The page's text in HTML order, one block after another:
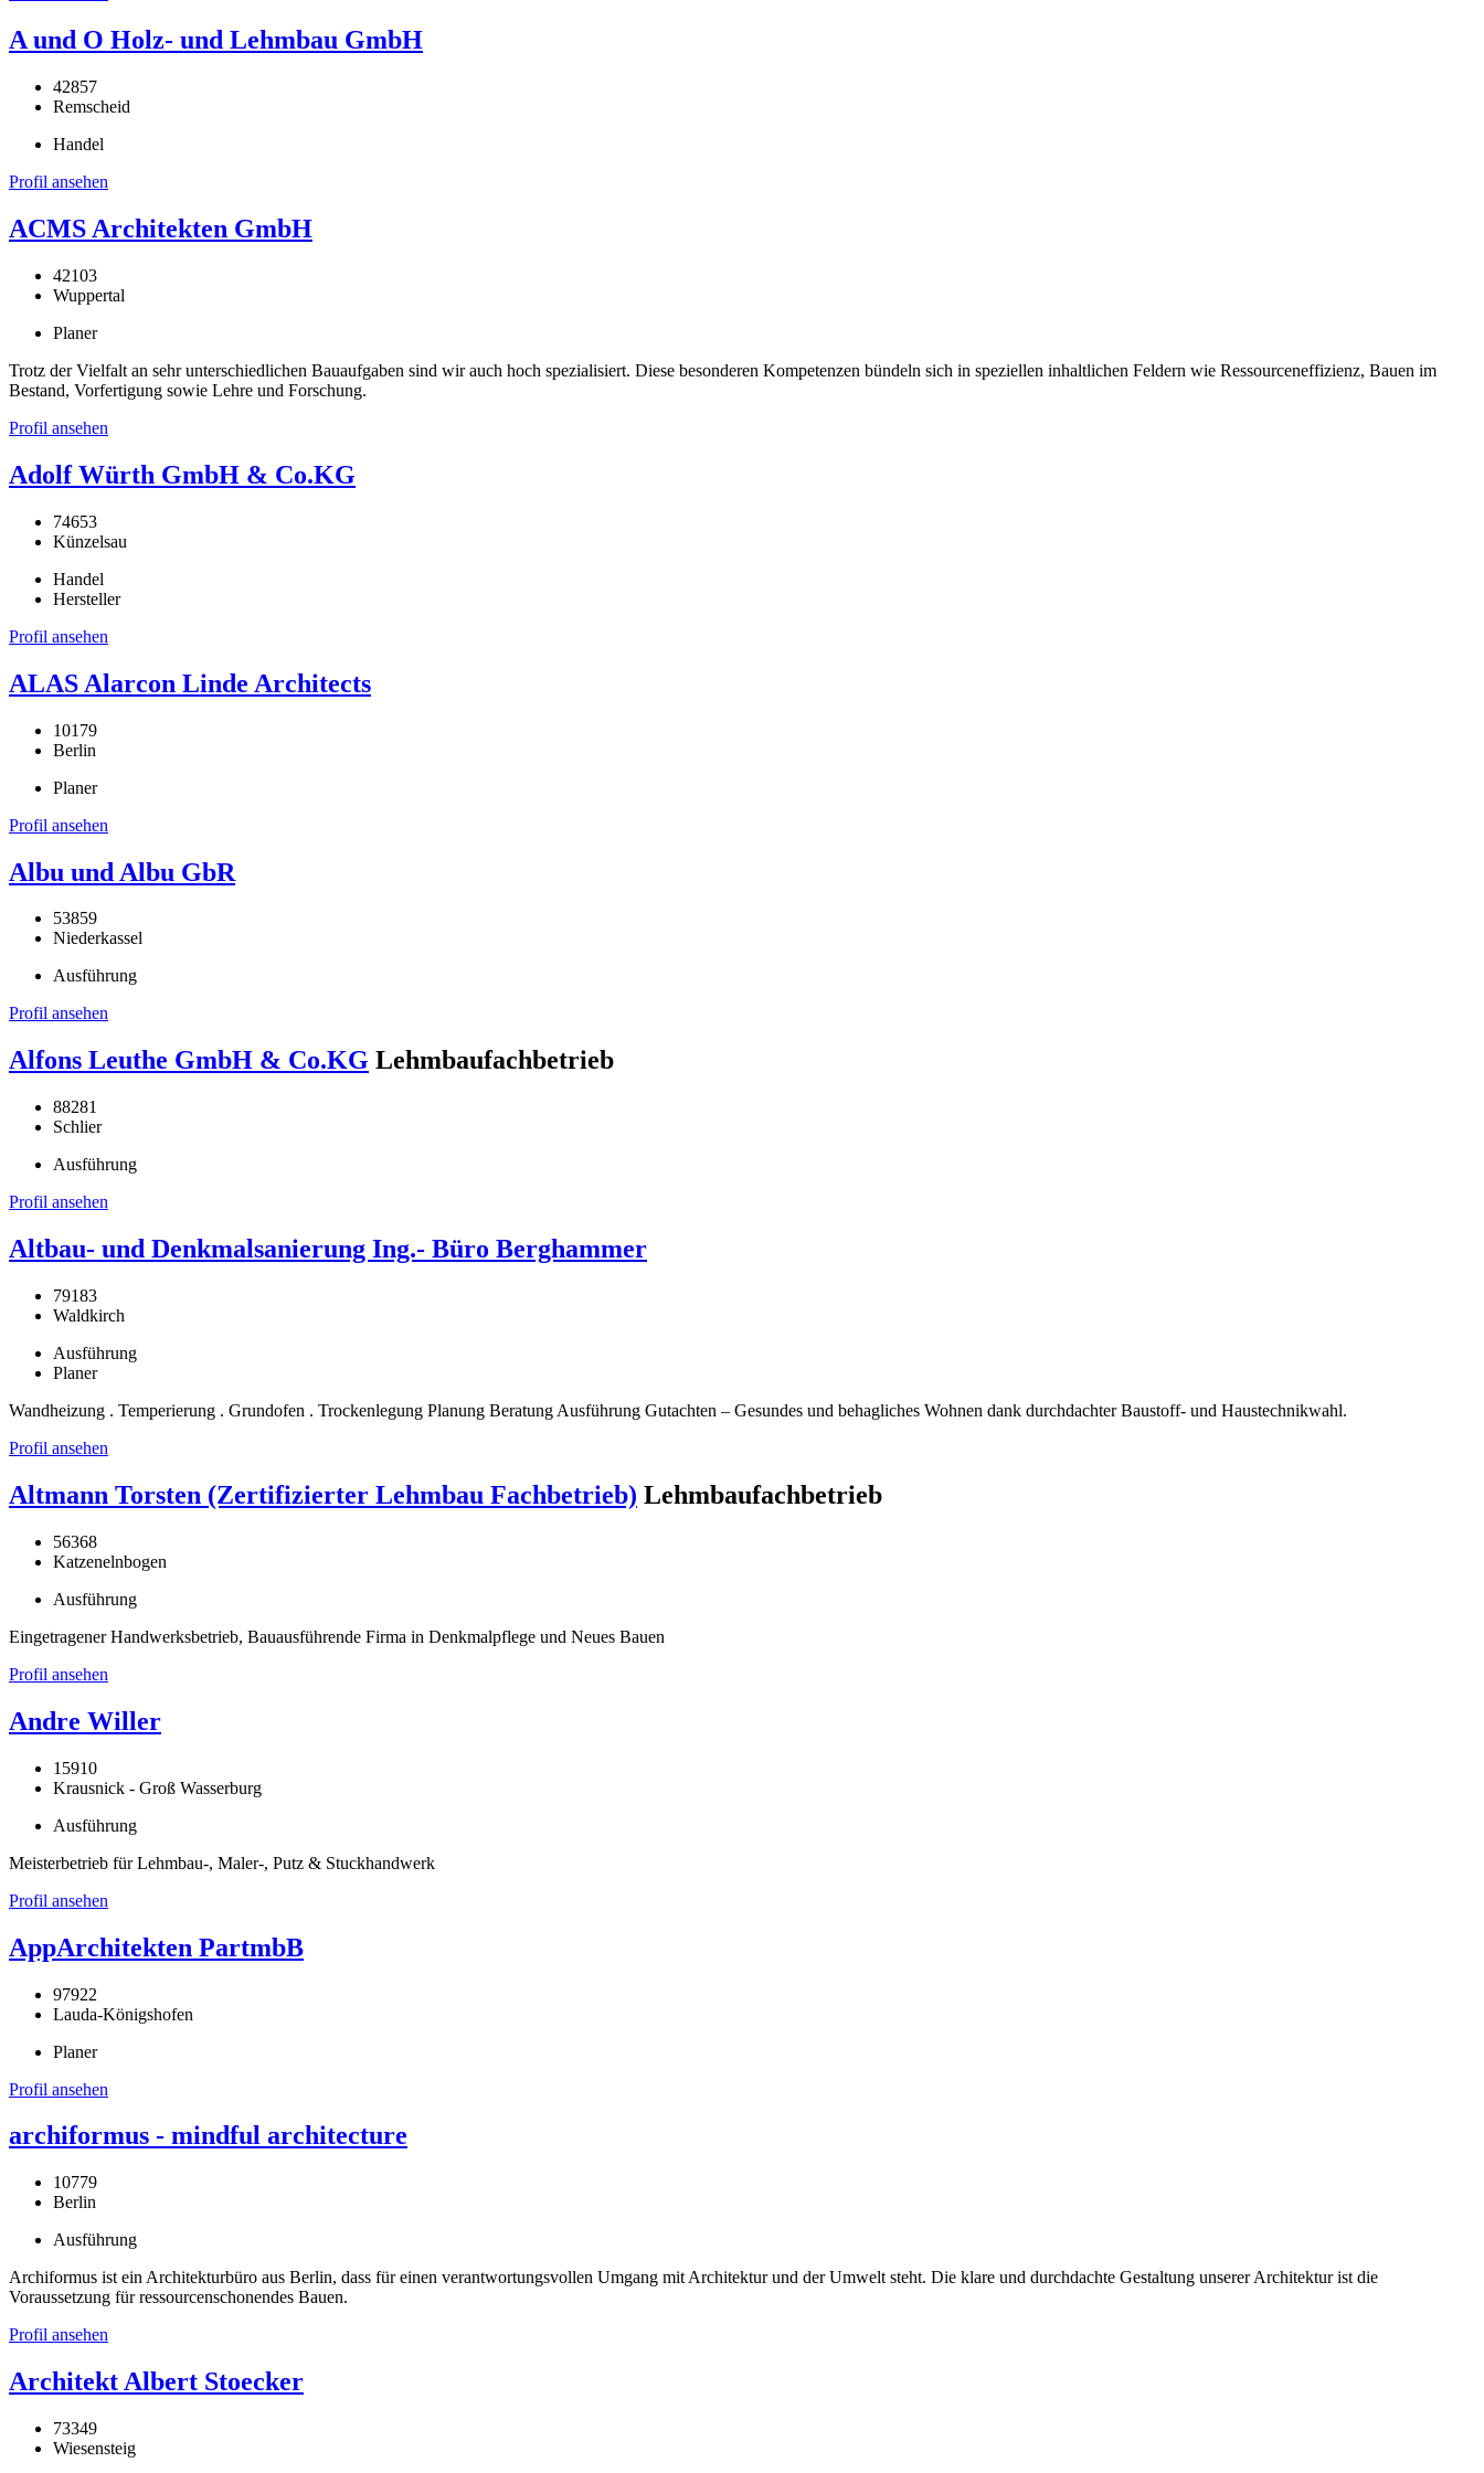
A und O Holz- und Lehmbau GmbH
42857
Remscheid
Handel
Profil ansehen
ACMS Architekten GmbH
42103
Wuppertal
Planer
Trotz der Vielfalt an sehr unterschiedlichen Bauaufgaben sind wir auch hoch spezialisiert. Diese besonderen Kompetenzen bündeln sich in speziellen inhaltlichen Feldern wie Ressourceneffizienz, Bauen im
Bestand, Vorfertigung sowie Lehre und Forschung.
Profil ansehen
Adolf Würth GmbH & Co.KG
74653
Künzelsau
Handel
Hersteller
Profil ansehen
ALAS Alarcon Linde Architects
10179
Berlin
Planer
Profil ansehen
Albu und Albu GbR
53859
Niederkassel
Ausführung
Profil ansehen
Alfons Leuthe GmbH & Co.KG Lehmbaufachbetrieb
88281
Schlier
Ausführung
Profil ansehen
Altbau- und Denkmalsanierung Ing.- Büro Berghammer
79183
Waldkirch
Ausführung
Planer
Wandheizung . Temperierung . Grundofen . Trockenlegung Planung Beratung Ausführung Gutachten – Gesundes und behagliches Wohnen dank durchdachter Baustoff- und Haustechnikwahl.
Profil ansehen
Altmann Torsten (Zertifizierter Lehmbau Fachbetrieb) Lehmbaufachbetrieb
56368
Katzenelnbogen
Ausführung
Eingetragener Handwerksbetrieb, Bauausführende Firma in Denkmalpflege und Neues Bauen
Profil ansehen
Andre Willer
15910
Krausnick - Groß Wasserburg
Ausführung
Meisterbetrieb für Lehmbau-, Maler-, Putz & Stuckhandwerk
Profil ansehen
AppArchitekten PartmbB
97922
Lauda-Königshofen
Planer
Profil ansehen
archiformus - mindful architecture
10779
Berlin
Ausführung
Archiformus ist ein Architekturbüro aus Berlin, dass für einen verantwortungsvollen Umgang mit Architektur und der Umwelt steht. Die klare und durchdachte Gestaltung unserer Architektur ist die
Voraussetzung für ressourcenschonendes Bauen.
Profil ansehen
Architekt Albert Stoecker
73349
Wiesensteig